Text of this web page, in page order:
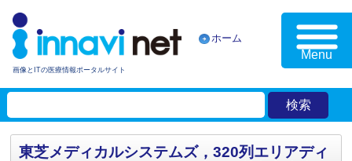
画像とITの医療情報ポータルサイト
ホーム
Menu
東芝メディカルシステムズ，320列エリアディ